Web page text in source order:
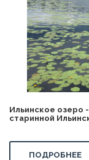
Ильинское озеро
старинной
ПОДРОБНЕЕ